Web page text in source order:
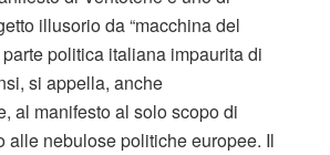
illusorio da “macchina del
politica italiana impaurita di
si appella, anche
al manifesto al solo scopo di
alle nebulose politiche europee. Il